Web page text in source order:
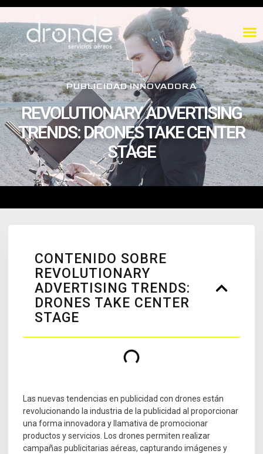
PUBLICIDAD INNOVADORA
REVOLUTIONARY ADVERTISING
TRENDS: DRONES TAKE CENTER
STAGE
CONTENIDO SOBRE
REVOLUTIONARY
ADVERTISING TRENDS:
DRONES TAKE CENTER
STAGE
Las nuevas tendencias en publicidad con drones están
revolucionando la industria de la publicidad al proporcionar
una forma innovadora y llamativa de promocionar
productos y servicios. Los drones permiten realizar
campañas publicitarias aéreas, capturando imágenes y